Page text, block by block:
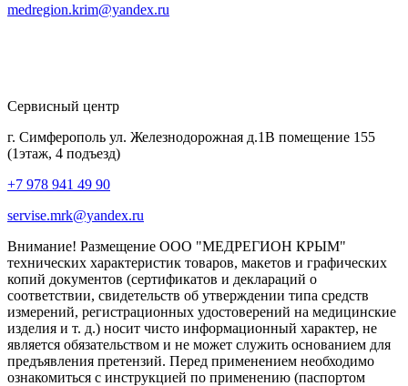
medregion.krim@yandex.ru
Сервисный центр
г. Симферополь ул. Железнодорожная д.1В помещение 155
(1этаж, 4 подъезд)
+7 978 941 49 90
servise.mrk@yandex.ru
Внимание! Размещение ООО "МЕДРЕГИОН КРЫМ"
технических характеристик товаров, макетов и графических
копий документов (сертификатов и деклараций о
соответствии, свидетельств об утверждении типа средств
измерений, регистрационных удостоверений на медицинские
изделия и т. д.) носит чисто информационный характер, не
является обязательством и не может служить основанием для
предъявления претензий. Перед применением необходимо
ознакомиться с инструкцией по применению (паспортом